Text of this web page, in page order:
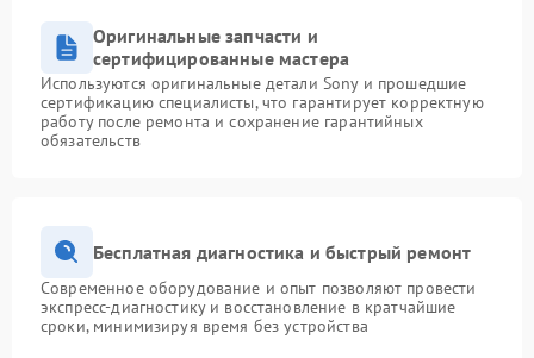
Оригинальные запчасти и
сертифицированные мастера
Используются оригинальные детали Sony и прошедшие
сертификацию специалисты, что гарантирует корректную
работу после ремонта и сохранение гарантийных
обязательств
Бесплатная диагностика и быстрый ремонт
Современное оборудование и опыт позволяют провести
экспресс-диагностику и восстановление в кратчайшие
сроки, минимизируя время без устройства